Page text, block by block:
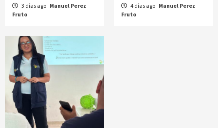
3 días ago Manuel Perez
Fruto
4 días ago Manuel Perez
Fruto